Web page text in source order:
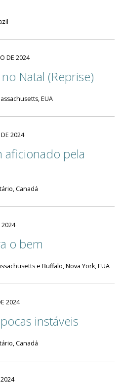
DE 2024
Natal (Reprise)
EUA
2024
aficionado pela
Canadá
2024
o bem
e Buffalo, Nova York, EUA
2024
instáveis
Canadá
2024